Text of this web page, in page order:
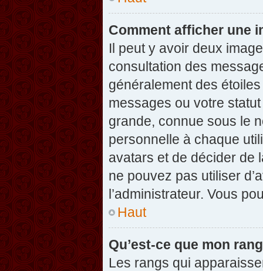
Comment afficher une
Il peut y avoir deux
consultation des
généralement des
messages ou votre
grande, connue sous le
personnelle à chaque
avatars et de décider de
ne pouvez pas utiliser
l’administrateur. Vous
Haut
Qu’est-ce que mon
Les rangs qui